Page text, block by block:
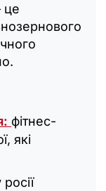
це
фітнес-
які
росії